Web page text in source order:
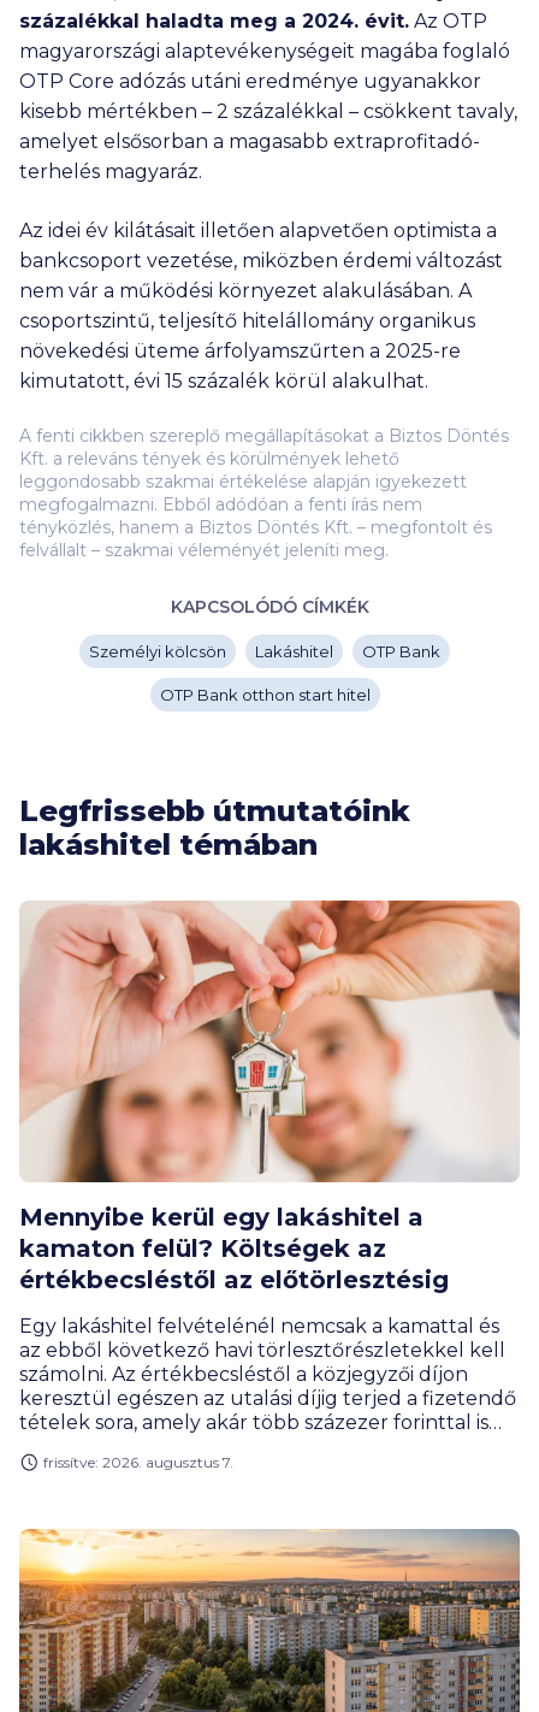
százalékkal haladta meg a 2024. évit. Az OTP
magyarországi alaptevékenységeit magába foglaló
OTP Core adózás utáni eredménye ugyanakkor
kisebb mértékben – 2 százalékkal – csökkent tavaly,
amelyet elsősorban a magasabb extraprofitadó-
terhelés magyaráz.
Az idei év kilátásait illetően alapvetően optimista a
bankcsoport vezetése, miközben érdemi változást
nem vár a működési környezet alakulásában. A
csoportszintű, teljesítő hitelállomány organikus
növekedési üteme árfolyamszűrten a 2025-re
kimutatott, évi 15 százalék körül alakulhat.
A fenti cikkben szereplő megállapításokat a Biztos Döntés
Kft. a releváns tények és körülmények lehető
leggondosabb szakmai értékelése alapján igyekezett
megfogalmazni. Ebből adódóan a fenti írás nem
tényközlés, hanem a Biztos Döntés Kft. – megfontolt és
felvállalt – szakmai véleményét jeleníti meg.
KAPCSOLÓDÓ CÍMKÉK
Személyi kölcsön Lakáshitel OTP Bank
OTP Bank otthon start hitel
Legfrissebb útmutatóink
lakáshitel témában
Mennyibe kerül egy lakáshitel a
kamaton felül? Költségek az
értékbecsléstől az előtörlesztésig
Egy lakáshitel felvételénél nemcsak a kamattal és
az ebből következő havi törlesztőrészletekkel kell
számolni. Az értékbecsléstől a közjegyzői díjon
keresztül egészen az utalási díjig terjed a fizetendő
tételek sora, amely akár több százezer forinttal is
díjakra érdemes előre felkészülnöd, és melyeket
frissítve: 2026. augusztus 7.